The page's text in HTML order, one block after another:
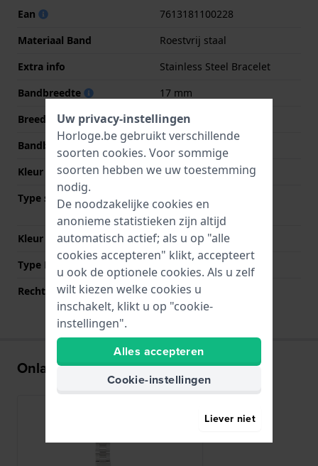
Ean
7613181100228
Materiaal Band
Roestvrij staal
Extra info
Stainless Steel Bracelet
Bandbreedte
17 mm
Breedte bandaanzet
17 mm
Bandbreedte bij sluiting
Kleur Band
Zilver
Type sluiting
Vouwsluiting met
drukknoppen
Kleur sluiting
Zilver
Type Bevestiging
Bandpennen
Rechte aanzet
Nee
Onlangs bekeken
Uw privacy-instellingen
Horloge.be gebruikt verschillende
soorten cookies. Voor sommige
soorten hebben we uw toestemming
nodig.
De noodzakelijke cookies en
anonieme statistieken zijn altijd
automatisch actief; als u op "alle
cookies accepteren" klikt, accepteert
u ook de optionele cookies. Als u zelf
wilt kiezen welke cookies u
inschakelt, klikt u op "cookie-
instellingen".
Alles accepteren
Cookie-instellingen
Liever niet